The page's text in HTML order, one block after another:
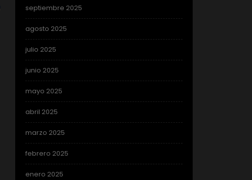
septiembre 2025
agosto 2025
julio 2025
junio 2025
mayo 2025
abril 2025
marzo 2025
febrero 2025
enero 2025